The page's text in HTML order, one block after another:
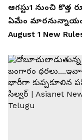
ఆగస్టు1 నుంచి కొత్త
ఏమేం
August 1 New